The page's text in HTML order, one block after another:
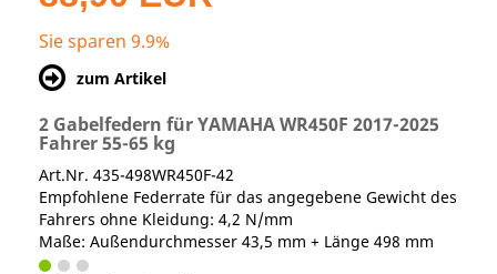
Sie sparen 9.9%
zum Artikel
2 Gabelfedern für YAMAHA WR450F 2017-2025
Fahrer 55-65 kg
Art.Nr. 435-498WR450F-42
Empfohlene Federrate für das angegebene Gewicht des
Fahrers ohne Kleidung: 4,2 N/mm
Maße: Außendurchmesser 43,5 mm + Länge 498 mm